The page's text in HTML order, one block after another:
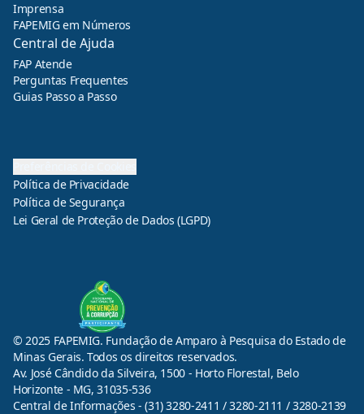
Imprensa
FAPEMIG em Números
Central de Ajuda
FAP Atende
Perguntas Frequentes
Guias Passo a Passo
Política de Privacidade
Política de Segurança
Lei Geral de Proteção de Dados (LGPD)
© 2025 FAPEMIG. Fundação de Amparo à Pesquisa do Estado de
Minas Gerais. Todos os direitos reservados.
Av. José Cândido da Silveira, 1500 - Horto Florestal, Belo
Horizonte - MG, 31035-536
Central de Informações - (31) 3280-2411 / 3280-2111 / 3280-2139